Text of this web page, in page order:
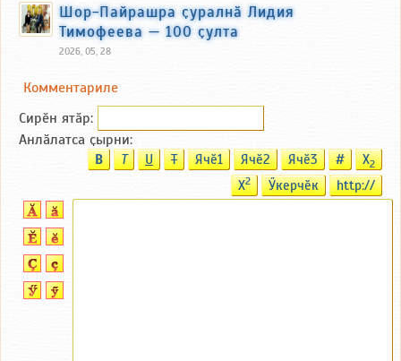
Шор-Пайрашра ҫуралнӑ Лидия
Тимофеева — 100 ҫулта
2026, 05, 28
Комментариле
Сирӗн ятӑp:
Анлӑлатса ҫырни:
B T U T Ячӗ1 Ячӗ2 Ячӗ3 # X2
X2 Ӳкерчӗк http://